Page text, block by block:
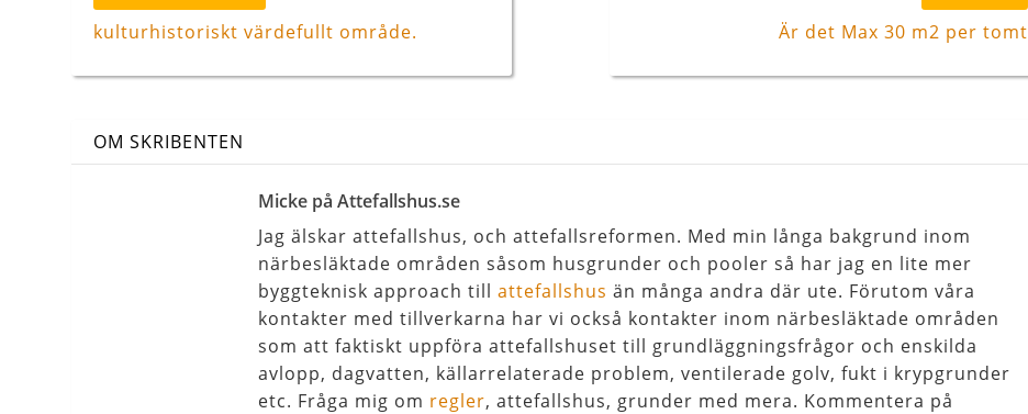
kulturhistoriskt värdefullt område. Är det Max 30 m2 per tomt
OM SKRIBENTEN
Micke på Attefallshus.se
Jag älskar attefallshus, och attefallsreformen. Med min långa bakgrund inom
närbesläktade områden såsom husgrunder och pooler så har jag en lite mer
byggteknisk approach till attefallshus än många andra där ute. Förutom våra
kontakter med tillverkarna har vi också kontakter inom närbesläktade områden
som att faktiskt uppföra attefallshuset till grundläggningsfrågor och enskilda
avlopp, dagvatten, källarrelaterade problem, ventilerade golv, fukt i krypgrunder
etc. Fråga mig om regler, attefallshus, grunder med mera. Kommentera på